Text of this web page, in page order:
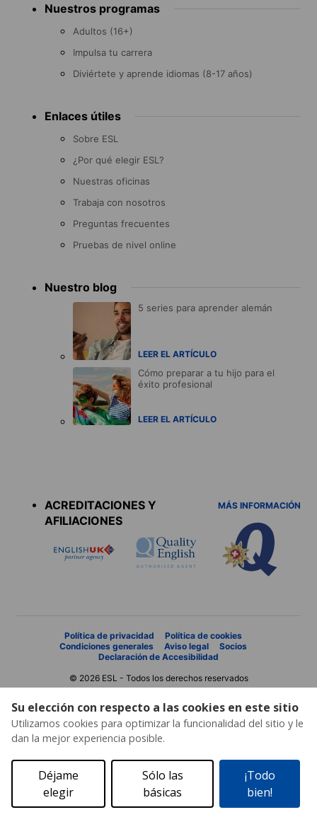
Su elección con respecto a las cookies en este sitio
Utilizamos cookies para optimizar la funcionalidad del sitio y le
dan la mejor experiencia posible.
¡Todo
bien!
Sólo las
básicas
Déjame
elegir
menu Nuestros programas
Adultos (16+)
Impulsa tu carrera
Diviértete y aprende idiomas (8-17 años)
Enlaces útiles
Sobre ESL
¿Por qué elegir ESL?
Nuestras oficinas
Trabaja con nosotros
Preguntas frecuentes
Pruebas de nivel online
Nuestro blog
5 series para aprender alemán
LEER EL ARTÍCULO
Cómo preparar a tu hijo para el
éxito profesional
LEER EL ARTÍCULO
ACREDITACIONES Y
AFILIACIONES
MÁS INFORMACIÓN
Política de privacidad
Política de cookies
Condiciones generales
Aviso legal
Socios
Declaración de Accesibilidad
© 2026 ESL - Todos los derechos reservados